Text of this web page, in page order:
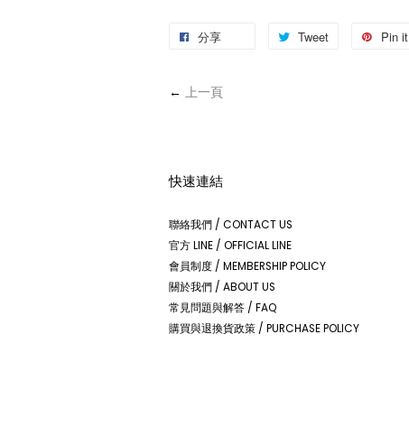
分享 Tweet Pin it
← 上一頁
快速連結
聯絡我們 / CONTACT US
官方 LINE / OFFICIAL LINE
會員制度 / MEMBERSHIP POLICY
關於我們 / ABOUT US
常見問題與解答 / FAQ
購買與退換貨政策 / PURCHASE POLICY